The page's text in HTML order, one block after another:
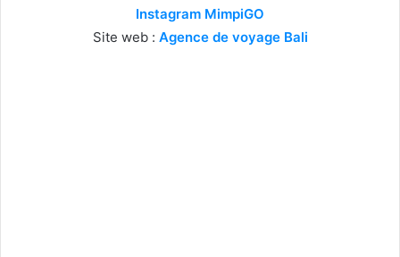
Instagram MimpiGO
Site web : Agence de voyage Bali